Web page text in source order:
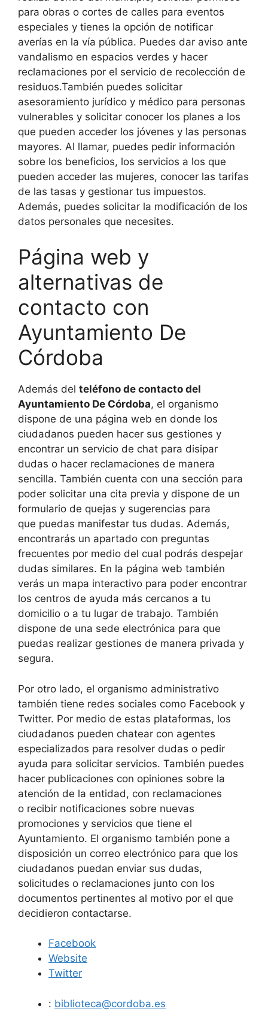
para obras o cortes de calles para eventos
especiales y tienes la opción de notificar
averías en la vía pública. Puedes dar aviso ante
vandalismo en espacios verdes y hacer
reclamaciones por el servicio de recolección de
residuos.También puedes solicitar
asesoramiento jurídico y médico para personas
vulnerables y solicitar conocer los planes a los
que pueden acceder los jóvenes y las personas
mayores. Al llamar, puedes pedir información
sobre los beneficios, los servicios a los que
pueden acceder las mujeres, conocer las tarifas
de las tasas y gestionar tus impuestos.
Además, puedes solicitar la modificación de los
datos personales que necesites.
Página web y
alternativas de
contacto con
Ayuntamiento De
Córdoba
Además del teléfono de contacto del
Ayuntamiento De Córdoba, el organismo
dispone de una página web en donde los
ciudadanos pueden hacer sus gestiones y
encontrar un servicio de chat para disipar
dudas o hacer reclamaciones de manera
sencilla. También cuenta con una sección para
poder solicitar una cita previa y dispone de un
formulario de quejas y sugerencias para
que puedas manifestar tus dudas. Además,
encontrarás un apartado con preguntas
frecuentes por medio del cual podrás despejar
dudas similares. En la página web también
verás un mapa interactivo para poder encontrar
los centros de ayuda más cercanos a tu
domicilio o a tu lugar de trabajo. También
dispone de una sede electrónica para que
puedas realizar gestiones de manera privada y
segura.
Por otro lado, el organismo administrativo
también tiene redes sociales como Facebook y
Twitter. Por medio de estas plataformas, los
ciudadanos pueden chatear con agentes
especializados para resolver dudas o pedir
ayuda para solicitar servicios. También puedes
hacer publicaciones con opiniones sobre la
atención de la entidad, con reclamaciones
o recibir notificaciones sobre nuevas
promociones y servicios que tiene el
Ayuntamiento. El organismo también pone a
disposición un correo electrónico para que los
ciudadanos puedan enviar sus dudas,
solicitudes o reclamaciones junto con los
documentos pertinentes al motivo por el que
decidieron contactarse.
Facebook
Website
Twitter
: biblioteca@cordoba.es